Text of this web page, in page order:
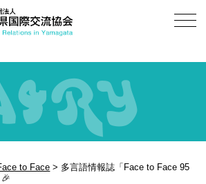
to Face > 多言語情報誌「Face to Face 95